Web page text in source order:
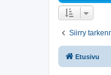
Siirry
Etusivu